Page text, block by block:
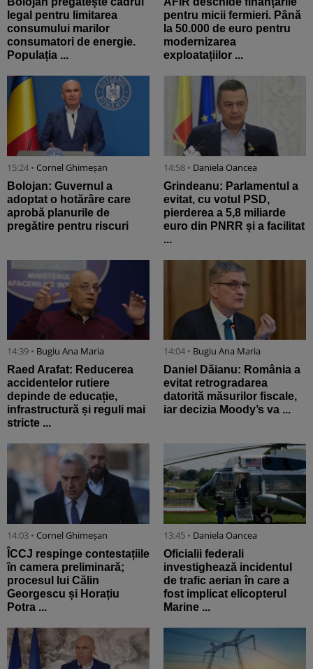
legal pentru limitarea
consumului marilor
consumatori de energie.
Populația ...
pentru micii fermieri. Până
la 50.000 de euro pentru
modernizarea
exploatațiilor ...
15:24 • Cornel Ghimeșan
Bolojan: Guvernul a
adoptat o hotărâre care
aprobă planurile de
pregătire pentru riscuri
14:58 • Daniela Oancea
Grindeanu: Parlamentul a
evitat, cu votul PSD,
pierderea a 5,8 miliarde
euro din PNRR și a facilitat
...
14:39 • Bugiu ⁠Ana Maria
Raed Arafat: Reducerea
accidentelor rutiere
depinde de educație,
infrastructură și reguli mai
stricte ...
14:04 • Bugiu ⁠Ana Maria
Daniel Dăianu: România a
evitat retrogradarea
datorită măsurilor fiscale,
iar decizia Moody’s va ...
14:03 • Cornel Ghimeșan
ÎCCJ respinge contestațiile
în camera preliminară;
procesul lui Călin
Georgescu și Horațiu
Potra ...
13:45 • Daniela Oancea
Oficialii federali
investighează incidentul
de trafic aerian în care a
fost implicat elicopterul
Marine ...